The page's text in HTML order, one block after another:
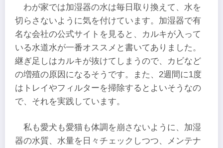
わが家では加湿器の水は毎日取り換えて、水を
切らさないように気を付けています。加湿器で有
名な会社の公式サイトを見ると、カルキが入って
いる水道水が一番オススメと書いてありました。
継ぎ足しはカルキが抜けてしまうので、カビなど
の増殖の原因になるそうです。また、2週間に1度
はトレイやフィルターを掃除するとよいそうなの
で、それを実践しています。
私も愛犬も愛猫も体調を崩さないように、加湿
器の水質、水量を日々チェックしつつ、メンテナ